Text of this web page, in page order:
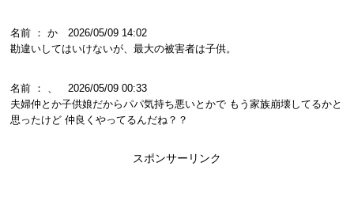
名前 ： か 2026/05/09 14:02
勘違いしてはいけないが、最大の被害者は子供。
名前 ： 、 2026/05/09 00:33
夫婦仲とか子供娘だからパパ気持ち悪いとかで もう家族崩壊してるかと
思ったけど 仲良くやってるんだね？？
スポンサーリンク